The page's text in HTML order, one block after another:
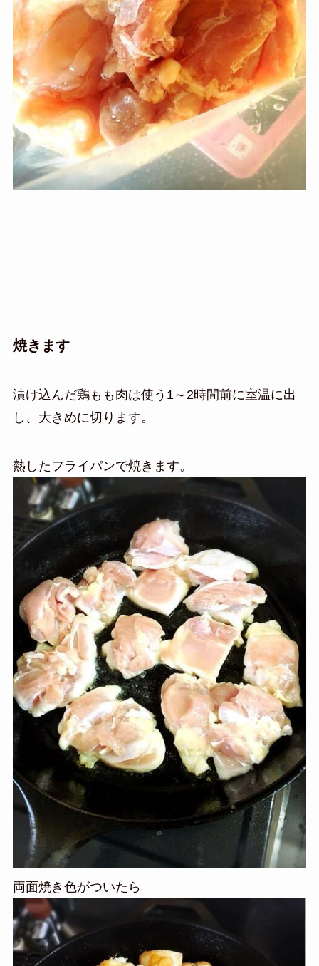
焼きます
漬け込んだ鶏もも肉は使う1～2時間前に室温に出
し、大きめに切ります。
熱したフライパンで焼きます。
両面焼き色がついたら